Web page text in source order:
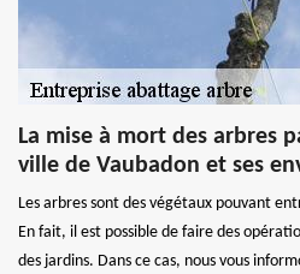
La mise à mort des arbres
ville de Vaubadon et ses
Les arbres sont des végétaux pouvant
En fait, il est possible de faire des
des jardins. Dans ce cas, nous vous